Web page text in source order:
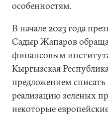
особенностям.
В начале 2023 года
Садыр Жапаров
финансовым
Кыргызская
предложением
реализацию зеленых
некоторые